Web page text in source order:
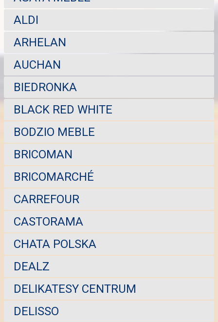
ALDI
ARHELAN
AUCHAN
BIEDRONKA
BLACK RED WHITE
BODZIO MEBLE
BRICOMAN
BRICOMARCHÉ
CARREFOUR
CASTORAMA
CHATA POLSKA
DEALZ
DELIKATESY CENTRUM
DELISSO